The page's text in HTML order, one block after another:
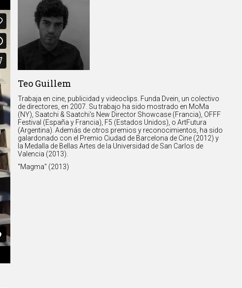
Teo Guillem
Trabaja en cine, publicidad y videoclips. Funda Dvein, un colectivo
de directores, en 2007. Su trabajo ha sido mostrado en MoMa
(NY), Saatchi & Saatchi's New Director Showcase (Francia), OFFF
Festival (España y Francia), F5 (Estados Unidos), o ArtFutura
(Argentina). Además de otros premios y reconocimientos, ha sido
galardonado con el Premio Ciudad de Barcelona de Cine (2012) y
la Medalla de Bellas Artes de la Universidad de San Carlos de
Valencia (2013).
"Magma" (2013)